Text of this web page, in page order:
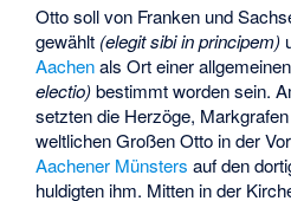
Otto soll von Franken und
gewählt (elegit sibi in principem)
Aachenals Ort einer
electio)bestimmt worden sein.
setzten die Herzöge,
weltlichen Großen Otto in der
Aachener Münsters auf den
huldigten ihm. Mitten in der